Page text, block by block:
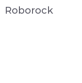
Roborock